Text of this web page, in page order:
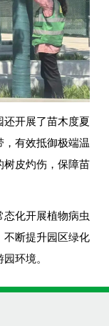
开展了苗木度夏
，有效抵御极端温
树皮灼伤，保障苗
态化开展植物病虫
不断提升园区绿化
环境。